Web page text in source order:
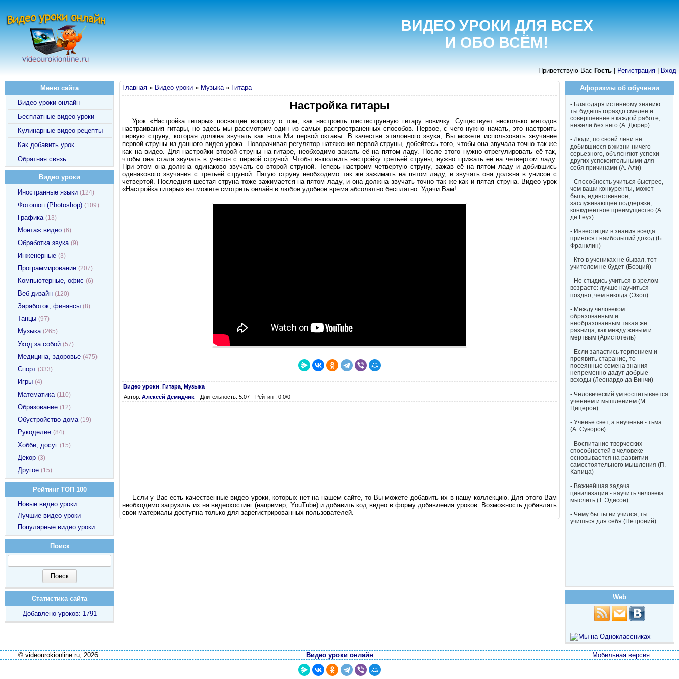
ВИДЕО УРОКИ ДЛЯ ВСЕХ
И ОБО ВСЁМ!
Приветствую Вас Гость Регистрация Вход
Главная » Видео уроки » Музыка» Гитара
Настройка гитары
Урок «Настройка гитары» посвящен вопросу о том, как настроить шестиструнную гитару новичку. Существует несколько методов
настраивания гитары, но здесь мы рассмотрим один из самых распространенных способов. Первое, с чего нужно начать, это настроить
первую струну, которая должна звучать как нота Ми первой октавы. В качестве эталонного звука, Вы можете использовать звучание
первой струны из данного видео урока. Поворачивая регулятор натяжения первой струны, добейтесь того, чтобы она звучала точно так же
как на видео. Для настройки второй струны на гитаре, необходимо зажать её на пятом ладу. После этого нужно отрегулировать её так,
чтобы она стала звучать в унисон с первой струной. Чтобы выполнить настройку третьей струны, нужно прижать её на четвертом ладу.
При этом она должна одинаково звучать со второй струной. Теперь настроим четвертую струну, зажав её на пятом ладу и добившись
одинакового звучания с третьей струной. Пятую струну необходимо так же зажимать на пятом ладу, и звучать она должна в унисон с
четвертой. Последняя шестая струна тоже зажимается на пятом ладу, и она должна звучать точно так же как и пятая струна. Видео урок
«Настройка гитары» вы можете смотреть онлайн в любое удобное время абсолютно бесплатно. Удачи Вам!
Видео уроки Гитара Музыка
Автор: Алексей Демидчик Длительность: 5:07 Рейтинг: 0.0/0
Если у Вас есть качественные видео уроки, которых нет на нашем сайте, то Вы можете добавить их в нашу коллекцию. Для этого Вам
необходимо загрузить их на видеохостинг (например, YouTube) и добавить код видео в форму добавления уроков. Возможность добавлять
свои материалы доступна только для зарегистрированных пользователей.
Меню сайта
Видео уроки онлайн
Бесплатные видео уроки
Кулинарные видео рецепты
Как добавить урок
Обратная связь
Видео уроки
Иностранные языки (124)
Фотошоп (Photoshop) (109)
Графика (13)
Монтаж видео (6)
Обработка звука (9)
Инженерные (3)
Программирование (207)
Компьютерные, офис (6)
Веб дизайн (120)
Заработок, финансы (8)
Танцы (97)
Музыка (265)
Уход за собой (57)
Медицина, здоровье (475)
Спорт (333)
Игры (4)
Математика (110)
Образование (12)
Обустройство дома (19)
Рукоделие (84)
Хобби, досуг (15)
Декор (3)
Другое (15)
Рейтинг ТОП 100
Новые видео уроки
Лучшие видео уроки
Популярные видео уроки
Поиск
Статистика сайта
Добавлено уроков: 1791
Афоризмы об обучении
- Благодаря истинному знанию
ты будешь гораздо смелее и
совершеннее в каждой работе,
нежели без него (А. Дюрер)
- Люди, по своей лени не
добившиеся в жизни ничего
серьезного, объясняют успехи
других успокоительными для
себя причинами (А. Али)
- Способность учиться быстрее,
чем ваши конкуренты, может
быть, единственное,
заслуживающее поддержки,
конкурентное преимущество (А.
де Геуз)
- Инвестиции в знания всегда
приносят наибольший доход (Б.
Франклин)
- Кто в учениках не бывал, тот
учителем не будет (Боэций)
- Не стыдись учиться в зрелом
возрасте: лучше научиться
поздно, чем никогда (Эзоп)
- Между человеком
образованным и
необразованным такая же
разница, как между живым и
мертвым (Аристотель)
- Если запастись терпением и
проявить старание, то
посеянные семена знания
непременно дадут добрые
всходы (Леонардо да Винчи)
- Человеческий ум воспитывается
учением и мышлением (М.
Цицерон)
- Ученье свет, а неученье - тьма
(А. Суворов)
- Воспитание творческих
способностей в человеке
основывается на развитии
самостоятельного мышления (П.
Капица)
- Важнейшая задача
цивилизации - научить человека
мыслить (Т. Эдисон)
- Чему бы ты ни учился, ты
учишься для себя (Петроний)
Web
© videourokionline.ru, 2026 Мобильная версия
Видео уроки онлайн